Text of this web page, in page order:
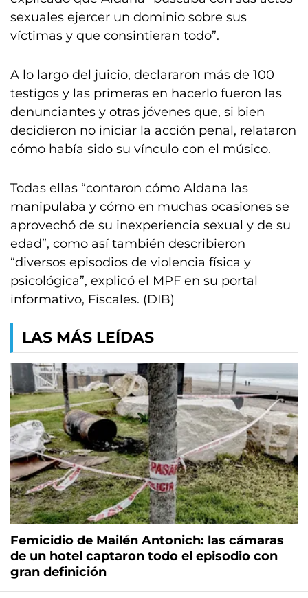
sexuales ejercer un dominio sobre sus
víctimas y que consintieran todo”.
A lo largo del juicio, declararon más de 100
testigos y las primeras en hacerlo fueron las
denunciantes y otras jóvenes que, si bien
decidieron no iniciar la acción penal, relataron
cómo había sido su vínculo con el músico.
Todas ellas “contaron cómo Aldana las
manipulaba y cómo en muchas ocasiones se
aprovechó de su inexperiencia sexual y de su
edad”, como así también describieron
“diversos episodios de violencia física y
psicológica”, explicó el MPF en su portal
informativo, Fiscales. (DIB)
LAS MÁS LEÍDAS
Femicidio de Mailén Antonich: las cámaras
de un hotel captaron todo el episodio con
gran definición